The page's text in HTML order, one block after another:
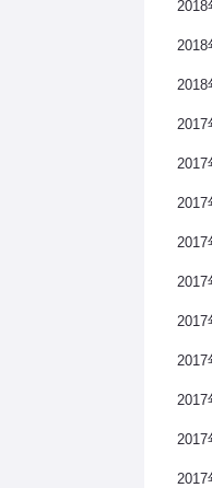
2018
2018
2018
2017
2017
2017
2017
2017
2017
2017
2017
2017
2017